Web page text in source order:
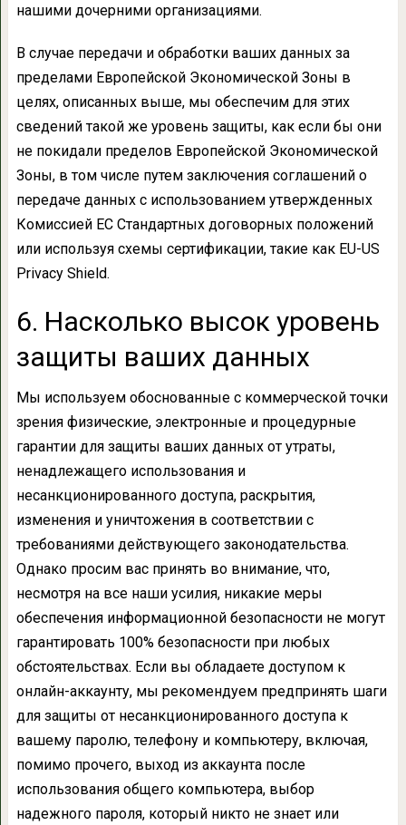
нашими дочерними организациями.
В случае передачи и обработки ваших данных за
пределами Европейской Экономической Зоны в
целях, описанных выше, мы обеспечим для этих
сведений такой же уровень защиты, как если бы они
не покидали пределов Европейской Экономической
Зоны, в том числе путем заключения соглашений о
передаче данных с использованием утвержденных
Комиссией ЕС Стандартных договорных положений
или используя схемы сертификации, такие как EU-US
Privacy Shield.
6. Насколько высок уровень
защиты ваших данных
Мы используем обоснованные с коммерческой точки
зрения физические, электронные и процедурные
гарантии для защиты ваших данных от утраты,
ненадлежащего использования и
несанкционированного доступа, раскрытия,
изменения и уничтожения в соответствии с
требованиями действующего законодательства.
Однако просим вас принять во внимание, что,
несмотря на все наши усилия, никакие меры
обеспечения информационной безопасности не могут
гарантировать 100% безопасности при любых
обстоятельствах. Если вы обладаете доступом к
онлайн-аккаунту, мы рекомендуем предпринять шаги
для защиты от несанкционированного доступа к
вашему паролю, телефону и компьютеру, включая,
помимо прочего, выход из аккаунта после
использования общего компьютера, выбор
надежного пароля, который никто не знает или